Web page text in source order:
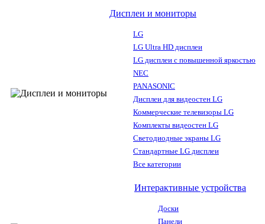
Дисплеи и мониторы
LG
LG Ultra HD дисплеи
LG дисплеи с повышенной яркостью
NEC
PANASONIC
Дисплеи для видеостен LG
Коммерческие телевизоры LG
Комплекты видеостен LG
Светодиодные экраны LG
Стандартные LG дисплеи
Все категории
Интерактивные устройства
Доски
Панели